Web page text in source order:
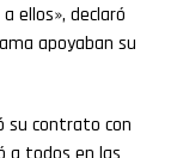
ellos», declaró
apoyaban su
su contrato con